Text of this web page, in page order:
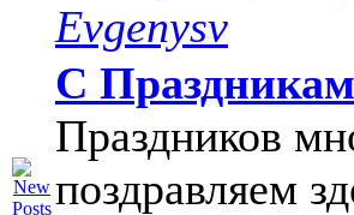
Evgenysv
С
Праздников
поздравляем